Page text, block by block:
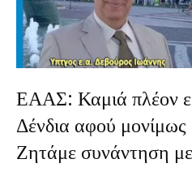
ΕΑΑΣ: Καμιά πλέον
Δένδια αφού μονίμως
Ζητάμε συνάντηση